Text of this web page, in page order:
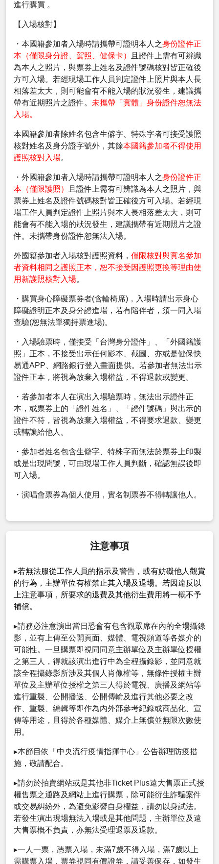
進行購買 。
【入場核對】
・本國籍參加者入場時請攜帶可證明本人之身份證件正
本（僅限身分證、駕照、健保卡）
且證件上需有可辨識
為本人之照片，與票券上姓名及證件號碼核對皆正確後
方可入場。若經現場工作人員判定證件上照片與本人長
相落差太大，則可能會有不能入場的狀況發生，建議攜
帶有近期照片之證件。 未攜帶「實體」身份證件恕無法
入場。
本國籍參加者除姓名包含生僻字、特殊字者可接受護照
核對姓名及身分證字號外，其餘本國籍參加者不得使用
護照核對入場。
・外國籍參加者入場時請攜帶可證明本人之身份證件正
本（僅限護照）
且證件上需有可辨識為本人之照片，與
票券上姓名及證件號碼核對皆正確後方可入場。若經現
場工作人員判定證件上照片與本人長相落差太大，則可
能會有不能入場的狀況發生，建議攜帶有近期照片之證
件。未攜帶身份證件恕無法入場。
外國籍參加者入場核對護照資料， 僅限核對與實名參加
者資料相同之護照正本，恕不接受因護照更換等理由使
用新護照核對入場。
・購買身心障礙票券者(含輪椅席)，入場時請出示身心
障礙證明正本及身分證進場，若有陪伴者，須一同入場
查驗(恕無法單獨持票進場)。
・入場驗票時，僅接受「台灣身分證件」、「外國籍護
照」正本，不接受出示任何影本、截圖、亦或是健保快
易通APP、網路銀行登入畫面提供。若參加者無法出示
證件正本，將視為放棄入場權益，不得退款或變更。
・若參加者本人在演出入場驗票時，無法出示證件正
本，或票券上的「證件姓名」、「證件號碼」與出示的
證件不符，皆視為放棄入場權益，不得要求退款、變更
或轉讓給他人。
・參加者姓名包含生僻字、特殊字而無法於票券上印製
或是出現問號，可由現場工作人員判斷，確認無誤後即
可入場。
・演唱會票券為個人使用，實名制票券不得轉讓他人。
注意事項
▸若無法服從工作人員的指示及警告，或有妨礙他人觀賞
的行為，主辦單位有權禁止其入場及退場。若因違反以
上注意事項，所要求的退費及其他衍生費用將一概不予
補償。
▸請務必注意演出當日恐會有包含觀眾席在內的全場攝錄
影，並有上傳至公開頁面、媒體、電視頻道等各媒介的
可能性。一旦購票即視同同意主辦單位及主辦單位授權
之第三人，得就該演出進行中為全程攝錄影，並同意就
該全程攝錄影所涉及其個人肖像權等，無條件授權主辦
單位及主辦單位授權之第三人得於電視、廣播及網站等
進行重製、公開播送、公開傳輸及進行其他必要之改
作、重製、編輯等即作為內外部參考紀錄或商品化、宣
傳等用途，且得於各種媒體、媒介上無償並無限次數使
用。
▸本節目依「中央流行疫情指揮中心」公告辦理防疫措
施，敬請配合。
▸請勿於拍賣網站或是其他非Ticket Plus遠大售票正式授
權售票之通路及網站上進行購票，除可能衍生詐騙案件
或交易糾紛外，為避免影響自身權益，請勿以身試法。
若發生演出現場無法入場或是其他問題，主辦單位及遠
大售票概不負責，亦無法受理退票及退款。
▸一人一票，憑票入場，未滿7歲不得入場，滿7歲以上
需購票入場，票券視同有價證券，請妥善保存，如發生